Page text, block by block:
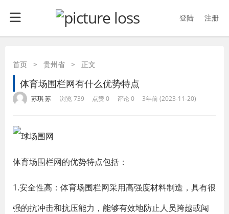
登陆 注册
首页 > 贵州省 > 正文
体育场围栏网有什么优势特点
苏琪 苏 浏览 739 点赞 0 评论 0 3年前 (2023-11-20)
体育场围栏网的优势特点包括：
1.安全性高：体育场围栏网采用高强度材料制造，具有很
强的抗冲击和抗压能力，能够有效地防止人员跨越或闯